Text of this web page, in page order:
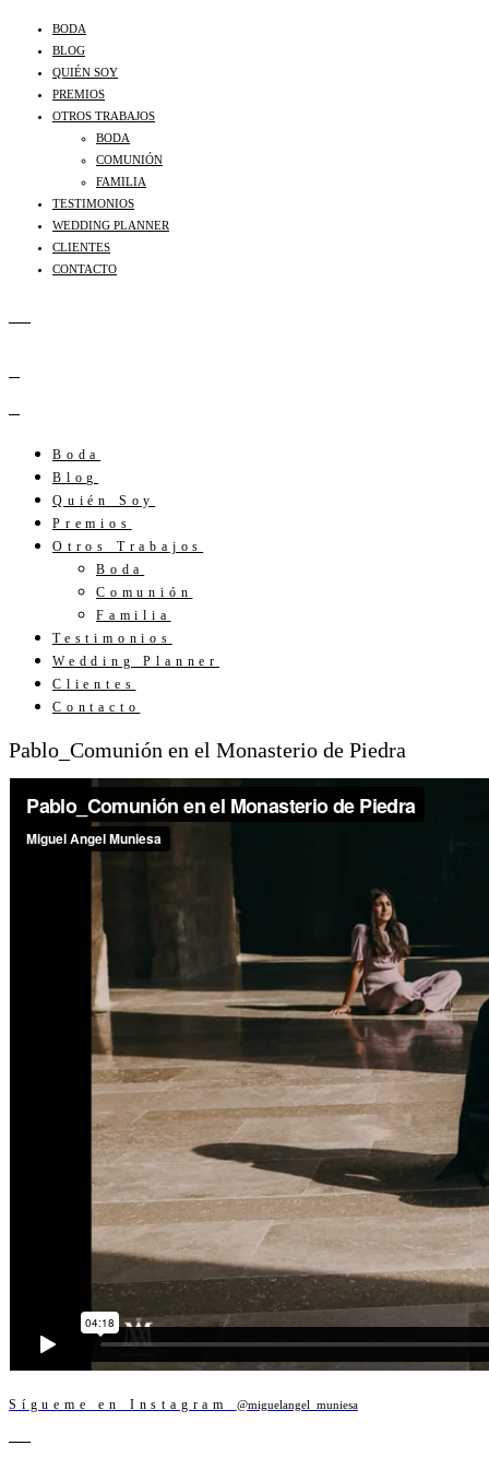
BODA
BLOG
QUIÉN SOY
PREMIOS
OTROS TRABAJOS
BODA
COMUNIÓN
FAMILIA
TESTIMONIOS
WEDDING PLANNER
CLIENTES
CONTACTO
Boda
Blog
Quién Soy
Premios
Otros Trabajos
Boda
Comunión
Familia
Testimonios
Wedding Planner
Clientes
Contacto
Pablo_Comunión en el Monasterio de Piedra
Sígueme en Instagram @miguelangel_muniesa